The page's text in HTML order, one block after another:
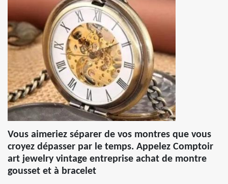
Vous aimeriez séparer de vos montres que vous
croyez dépasser par le temps. Appelez Comptoir
art jewelry vintage entreprise achat de montre
gousset et à bracelet